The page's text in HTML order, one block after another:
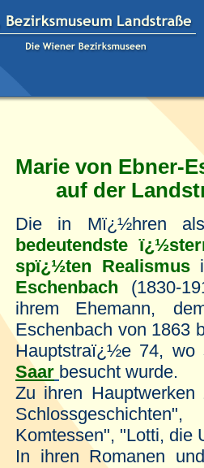
Marie von Ebner-
auf der
Die in Mï¿½hren
bedeutendste
spï¿½ten Realismus
Eschenbach (1830-
ihrem
Ehemann,
Eschenbach von 1863
Hauptstraï¿½e 74,
Saar besucht wurde.
Zu ihren
Komtessen", "Lotti, die
In ihren Romanen